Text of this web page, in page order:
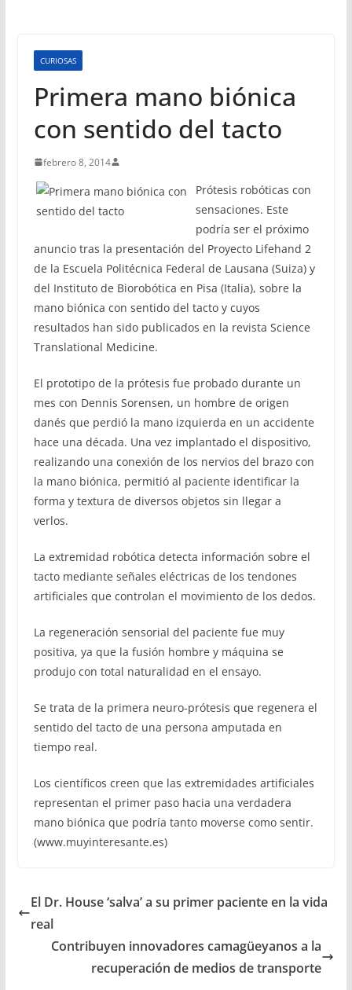
CURIOSAS
Primera mano biónica
con sentido del tacto
febrero 8, 2014
Prótesis robóticas con
sensaciones. Este
podría ser el próximo
anuncio tras la presentación del Proyecto Lifehand 2
de la Escuela Politécnica Federal de Lausana (Suiza) y
del Instituto de Biorobótica en Pisa (Italia), sobre la
mano biónica con sentido del tacto y cuyos
resultados han sido publicados en la revista Science
Translational Medicine.
El prototipo de la prótesis fue probado durante un
mes con Dennis Sorensen, un hombre de origen
danés que perdió la mano izquierda en un accidente
hace una década. Una vez implantado el dispositivo,
realizando una conexión de los nervios del brazo con
la mano biónica, permitió al paciente identificar la
forma y textura de diversos objetos sin llegar a
verlos.
La extremidad robótica detecta información sobre el
tacto mediante señales eléctricas de los tendones
artificiales que controlan el movimiento de los dedos.
La regeneración sensorial del paciente fue muy
positiva, ya que la fusión hombre y máquina se
produjo con total naturalidad en el ensayo.
Se trata de la primera neuro-prótesis que regenera el
sentido del tacto de una persona amputada en
tiempo real.
Los científicos creen que las extremidades artificiales
representan el primer paso hacia una verdadera
mano biónica que podría tanto moverse como sentir.
(www.muyinteresante.es)
El Dr. House ‘salva’ a su primer paciente en la vida
real
Contribuyen innovadores camagüeyanos a la
recuperación de medios de transporte